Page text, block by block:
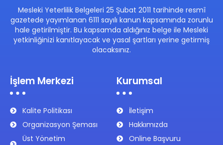
Mesleki Yeterlilik Belgeleri 25 Şubat 2011 tarihinde resmî
gazetede yayımlanan 6111 sayılı kanun kapsamında zorunlu
hale getirilmiştir. Bu kapsamda aldığınız belge ile Mesleki
yetkinliğinizi kanıtlayacak ve yasal şartları yerine getirmiş
olacaksınız.
İşlem Merkezi
Kalite Politikası
Organizasyon Şeması
Üst Yönetim
Kurumsal
İletişim
Hakkımızda
Online Başvuru